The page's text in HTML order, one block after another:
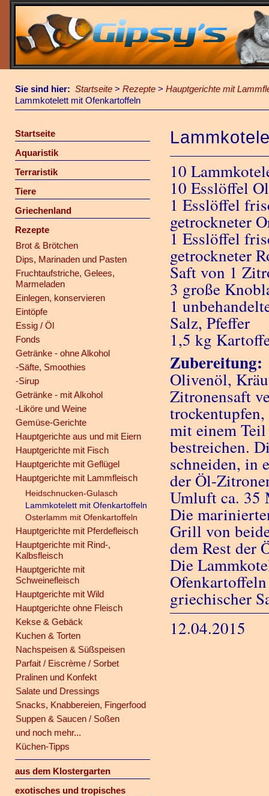
Sie sind hier: Startseite > Rezepte > Hauptgerichte mit
Lammkotelett mit Ofenkartoffeln
Startseite
Aquaristik
Terraristik
Tiere
Griechenland
Rezepte
Brot & Brötchen
Dips, Marinaden und Pasten
Fruchtaufstriche, Gelees,
Marmeladen
Einlegen, konservieren
Eintöpfe
Essig / Öl
Fonds
Getränke - ohne Alkohol
-Säfte, Smoothies
-Sirup
Getränke - mit Alkohol
-Liköre und Weine
Gemüse-Gerichte
Hauptgerichte aus und mit Eiern
Hauptgerichte mit Fisch
Hauptgerichte mit Geflügel
Hauptgerichte mit Lammfleisch
Heidschnucken-Gulasch
Lammkotelett mit Ofenkartoffeln
Osterlamm mit Ofenkartoffeln
Hauptgerichte mit Pferdefleisch
Hauptgerichte mit Rind-,
Kalbsfleisch
Hauptgerichte mit
Schweinefleisch
Hauptgerichte mit Wild
Hauptgerichte ohne Fleisch
Kekse & Gebäck
Kuchen & Torten
Nachspeisen & Süßspeisen
Parfait / Eiscrème / Sorbet
Pralinen und Konfekt
Salate und Dressings
Snacks, Knabbereien, Fingerfood
Suppen & Saucen / Soßen
und noch mehr...
Küchen-Tipps
aus dem Klostergarten
exotisches und tropisches
10
10 Esslöffel
1 Esslöffel
getrockneter
1 Esslöffel
getrockneter
Saft von 1
3 große
1
Salz, Pfeffer
1,5 kg
Zubereitung:
Olivenöl,
Zitronensaft
mit einem
bestreichen.
schneiden, in
der Öl-
Umluft ca. 35
Die
Grill von
dem Rest der
Die
griechischer
12.04.2015